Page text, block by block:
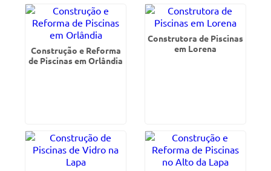
Construção e Reforma
de Piscinas em Orlândia
Construtora de Piscinas
em Lorena